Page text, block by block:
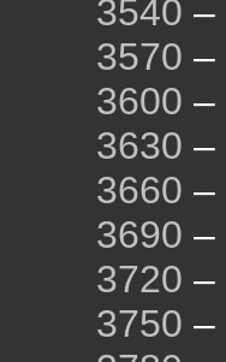
3540 –
3570 –
3600 –
3630 –
3660 –
3690 –
3720 –
3750 –